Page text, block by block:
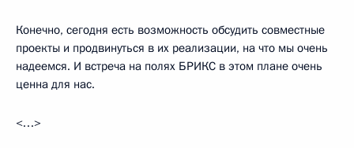
Конечно, сегодня есть возможность обсудить совместные
проекты и продвинуться в их реализации, на что мы очень
надеемся. И встреча на полях БРИКС в этом плане очень
ценна для нас.
<…>